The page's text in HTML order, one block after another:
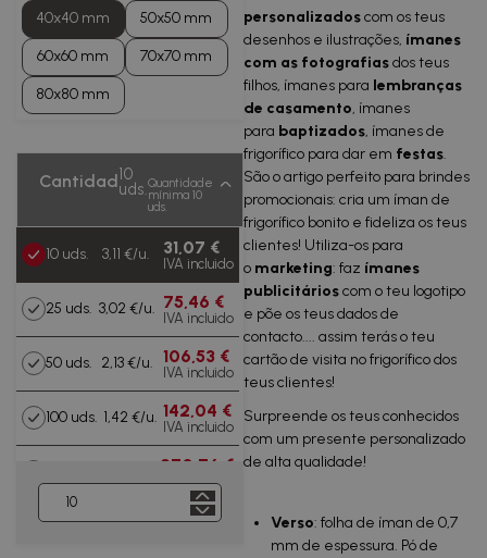
40x40 mm 50x50 mm
60x60 mm 70x70 mm
80x80 mm
Cantidad10
uds. Quantidade
mínima 10
uds.
10 uds. 3,11 €/u. 31,07 €
IVA incluido
25 uds. 3,02 €/u. 75,46 €
IVA incluido
50 uds. 2,13 €/u. 106,53 €
IVA incluido
100 uds. 1,42 €/u. 142,04 €
IVA incluido
270,76 €
IVA incluido
500 uds.0,78 €/u.389,72 €
personalizadoscom os teus
desenhos e ilustrações, ímanes
com as fotografiasdos teus
filhos, ímanes para lembranças
de casamento, ímanes
para baptizados, ímanes de
frigorífico para dar em festas.
São o artigo perfeito para brindes
promocionais: cria um íman de
frigorífico bonito e fideliza os teus
clientes! Utiliza-os para
o marketing: faz ímanes
publicitárioscom o teu logotipo
e põe os teus dados de
contacto.... assim terás o teu
cartão de visita no frigorífico dos
teus clientes!
Surpreende os teus conhecidos
com um presente personalizado
de alta qualidade!
Verso: folha de íman de 0,7
mm de espessura. Pó de